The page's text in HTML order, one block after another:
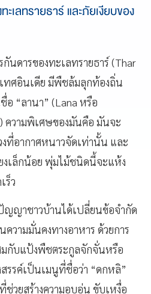
ะเลทรายธาร์ และภัยเงียบของ
ดารของทะเลทรายธาร์ (Thar
ทศอินเดีย มีพืชล้มลุกท้องถิ่น
“ลานา” (Lana หรือ
ความพิเศษของมันคือ มันจะ
ที่อากาศหนาวจัดเท่านั้น และ
เล็กน้อย พุ่มไม้ชนิดนี้จะแห้ง
ร็ว
ญญาชาวบ้านได้เปลี่ยนข้อจำกัด
วามมั่นคงทางอาหาร ด้วยการ
กับแป้งพืชตระกูลจักจั่นหรือ
รรค์เป็นเมนูที่ชื่อว่า “ดกหลิ”
วยสร้างความอบอุ่น ขับเหงื่อ